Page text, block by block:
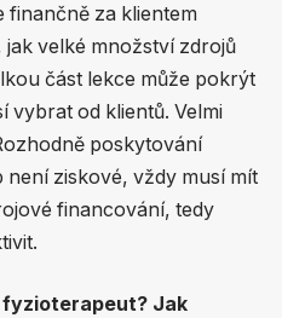
finančně za klientem
jak velké množství zdrojů
část lekce může pokrýt
vybrat od klientů. Velmi
poskytování
ziskové, vždy musí mít
financování, tedy
Jak